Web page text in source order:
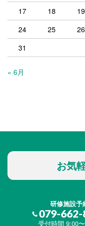
17
18 19
24
25 26
31
« 6月
お気
研修施設予
079-662-
受付時間 9:00